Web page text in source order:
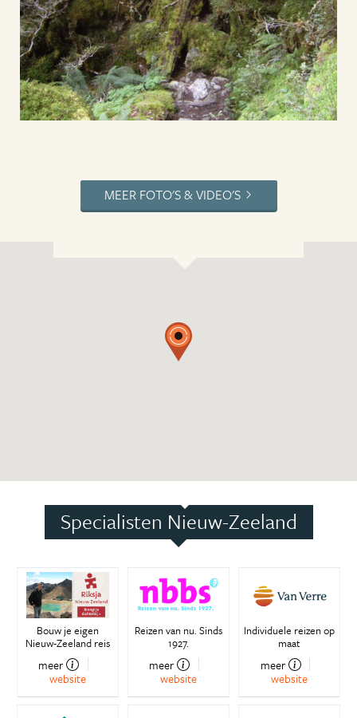
MEER FOTO'S & VIDEO'S
Specialisten Nieuw-Zeeland
Bouw je eigen
Nieuw-Zeeland reis
meer
website
Reizen van nu. Sinds
1927.
meer
website
Individuele reizen op
maat
meer
website